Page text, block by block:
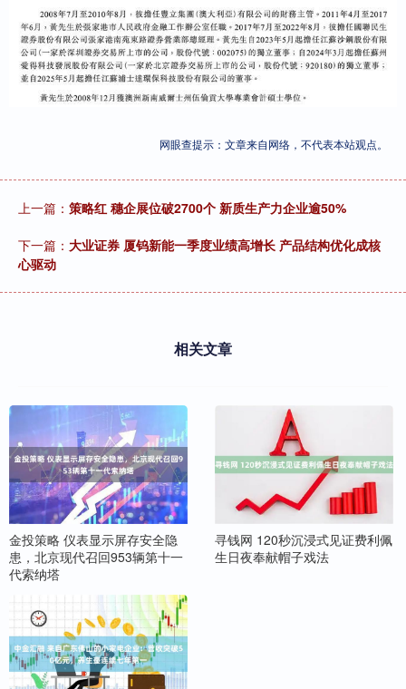
网眼查提示：文章来自网络，不代表本站观点。
上一篇： 策略红 穗企展位破2700个 新质生产力企业逾50%
下一篇： 大业证券 厦钨新能一季度业绩高增长 产品结构优化成核
心驱动
相关文章
金投策略 仪表显示屏存安全隐
患，北京现代召回953辆第十一
代索纳塔
寻钱网 120秒沉浸式见证费利佩
生日夜奉献帽子戏法